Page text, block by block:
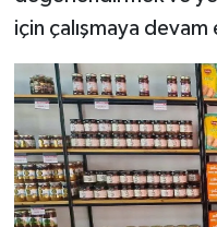
için çalışmaya